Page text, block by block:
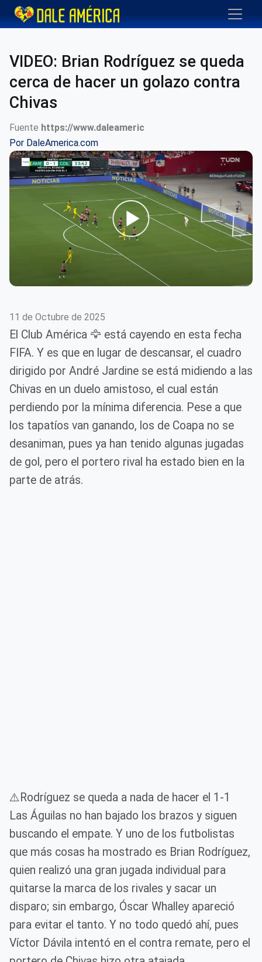
VIDEO: Brian Rodríguez se queda
cerca de hacer un golazo contra
Chivas
Fuente https://www.daleameric
Por DaleAmerica.com
11 de Octubre de 2025
El Club América 🦅 está cayendo en esta fecha
FIFA. Y es que en lugar de descansar, el cuadro
dirigido por André Jardine se está midiendo a las
Chivas en un duelo amistoso, el cual están
perdiendo por la mínima diferencia. Pese a que
los tapatíos van ganando, los de Coapa no se
desaniman, pues ya han tenido algunas jugadas
de gol, pero el portero rival ha estado bien en la
parte de atrás.
⚠️Rodríguez se queda a nada de hacer el 1-1
Las Águilas no han bajado los brazos y siguen
buscando el empate. Y uno de los futbolistas
que más cosas ha mostrado es Brian Rodríguez,
quien realizó una gran jugada individual para
quitarse la marca de los rivales y sacar un
disparo; sin embargo, Óscar Whalley apareció
para evitar el tanto. Y no todo quedó ahí, pues
Víctor Dávila intentó en el contra remate, pero el